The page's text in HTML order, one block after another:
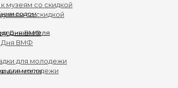
со скидкой
Дня ВМФ
для молодежи
годом